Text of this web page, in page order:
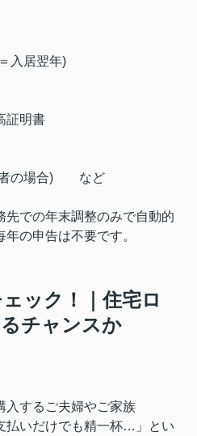
入居翌年)
証明書
者の場合) など
先での年末調整のみで自動的
の申告は不要です。
ック！｜住宅ロ
チャンスか
するご夫婦やご家族
払いだけでも精一杯…」とい